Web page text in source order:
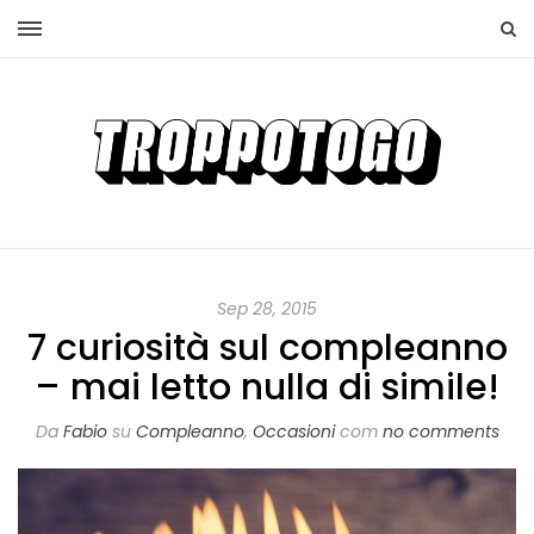
Sep 28, 2015
7 curiosità sul compleanno
– mai letto nulla di simile!
Da Fabiosu Compleanno, Occasionicom no comments